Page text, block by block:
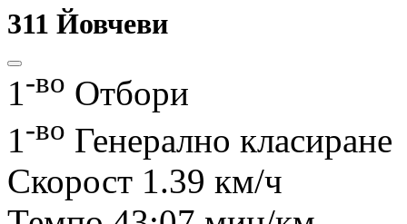
311 Йовчеви
1-во Отбори
1-во Генерално класиране
Скорост 1.39 км/ч